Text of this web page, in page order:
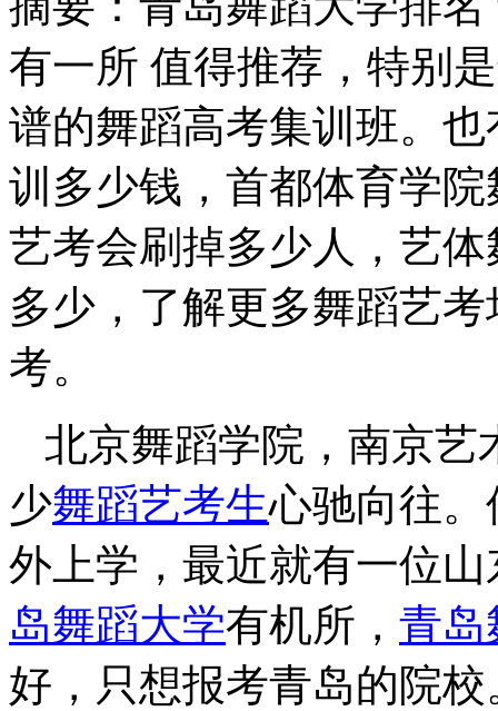
有一所 值得推荐，特别
谱的舞蹈高考集训班。
训多少钱，首都体育学
艺考会刷掉多少人，艺
多少，了解更多舞蹈艺
考。
北京舞蹈学院，南京艺
少舞蹈艺考生心驰向往
外上学，最近就有一位
岛舞蹈大学有机所， 青岛
好，只想报考青岛的院